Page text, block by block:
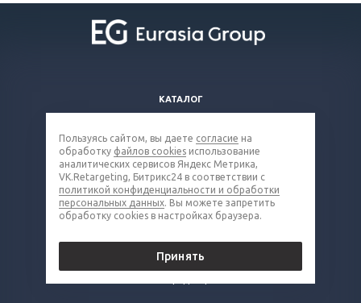
© 2026 Все права защищены.
КАТАЛОГ
КОМПАНИЯ
КОНТАКТЫ
8 (800) 100-66-83
grd@eq-mail.ru
Пользуясь сайтом, вы даете согласие на
обработку файлов cookies использование
аналитических сервисов Яндекс Метрика,
VK.Retargeting, Битрикс24 в соответствии с
политикой конфиденциальности и обработки
персональных данных. Вы можете запретить
обработку cookies в настройках браузера.
Принять